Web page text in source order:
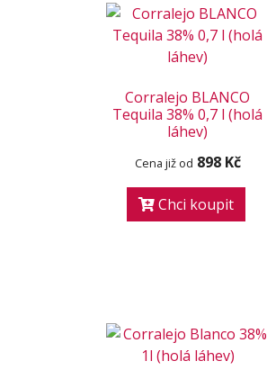
Corralejo BLANCO
Tequila 38% 0,7 l (holá
láhev)
Cena již od 898 Kč
Chci koupit